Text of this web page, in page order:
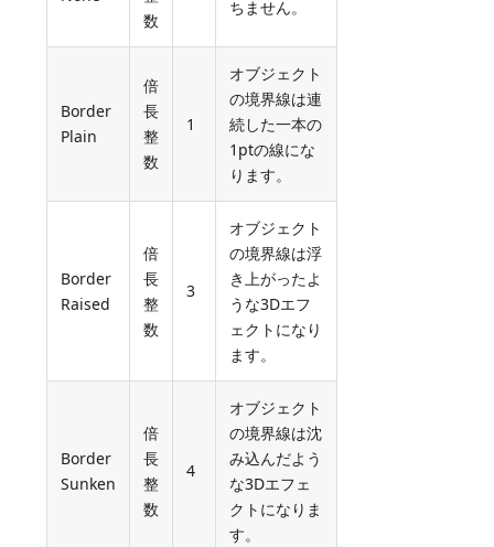
数
ちません。
Border
Plain
倍
長
整
数
1
オブジェクト
の境界線は連
続した一本の
1ptの線にな
ります。
Border
Raised
倍
長
整
数
3
オブジェクト
の境界線は浮
き上がったよ
うな3Dエフ
ェクトになり
ます。
Border
Sunken
倍
長
整
数
4
オブジェクト
の境界線は沈
み込んだよう
な3Dエフェ
クトになりま
す。